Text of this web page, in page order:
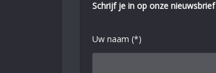
Schrijf je in op onze nieuwsbrief
Uw naam (*)